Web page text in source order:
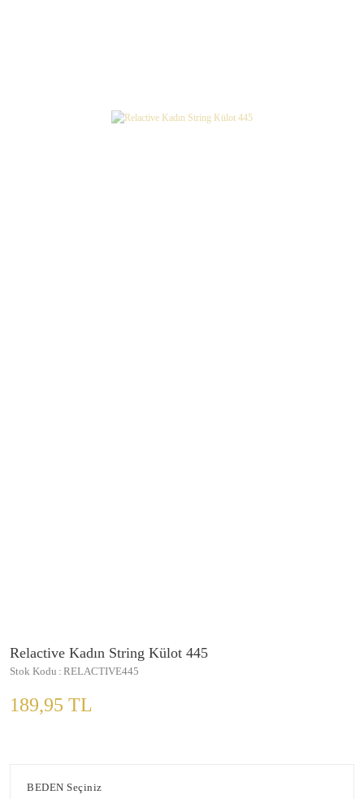
Relactive Kadın String Külot 445
Stok Kodu RELACTIVE445
189,95 TL